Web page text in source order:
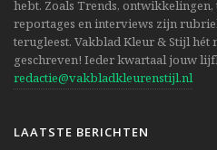
hebt. Zoals Trends,
reportages en interviews zijn
terugleest. Vakblad Kleur & Stijl hét
geschreven! Ieder kwartaal jouw
redactie@vakbladkleurenstijl.nl
LAATSTE BERICHTEN